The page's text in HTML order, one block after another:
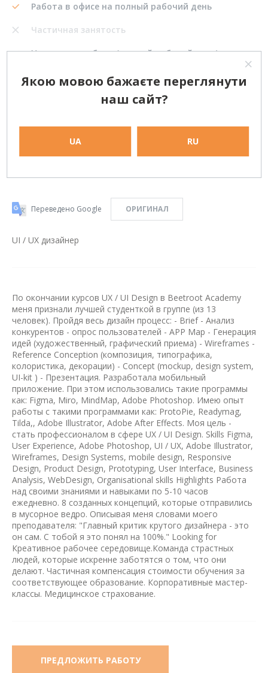
Работа в офисе на полный рабочий день
Частичная занятость
Удаленная работа (полный рабочий день)
Фриланс (одноразовые проекты)
Переезд в другой город
Переведено Google ОРИГИНАЛ
UI / UX дизайнер
По окончании курсов UX / UI Design в Beetroot Academy
меня признали лучшей студенткой в группе (из 13
человек). Пройдя весь дизайн процесс: - Brief - Анализ
конкурентов - опрос пользователей - APP Map - Генерация
идей (художественный, графический приема) - Wireframes -
Reference Conception (композиция, типографика,
колористика, декорации) - Concept (mockup, design system,
UI-kit ) - Презентация. Разработала мобильный
приложение. При этом использовались такие программы
как: Figma, Miro, MindMap, Adobe Photoshop. Имею опыт
работы с такими программами как: ProtoPie, Readymag,
Tilda,, Adobe Illustrator, Adobe After Effects. Моя цель -
стать профессионалом в сфере UX / UI Design. Skills Figma,
User Experience, Adobe Photoshop, UI / UX, Adobe Illustrator,
Wireframes, Design Systems, mobile design, Responsive
Design, Product Design, Prototyping, User Interface, Business
Analysis, WebDesign, Organisational skills Highlights Работа
над своими знаниями и навыками по 5-10 часов
ежедневно. 8 созданных концепций, которые отправились
в мусорное ведро. Описывая меня словами моего
преподавателя: "Главный критик крутого дизайнера - это
он сам. С тобой я это понял на 100%." Looking for
Креативное рабочее середовище.Команда страстных
людей, которые искренне заботятся о том, что они
делают. Частичная компенсация стоимости обучения за
соответствующее образование. Корпоративные мастер-
классы. Медицинское страхование.
ПРЕДЛОЖИТЬ РАБОТУ
Якою мовою бажаєте переглянути
наш сайт?
UA RU